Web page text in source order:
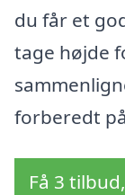
du får et
tage højde
forberedt
Få 3